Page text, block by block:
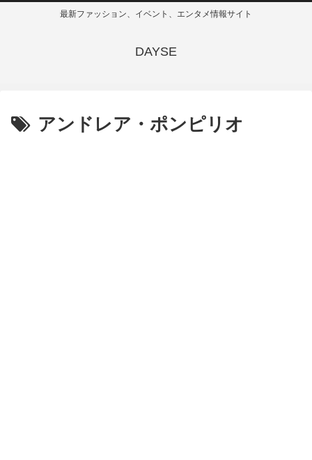
最新ファッション、イベント、エンタメ情報サイト
DAYSE
アンドレア・ポンピリオ